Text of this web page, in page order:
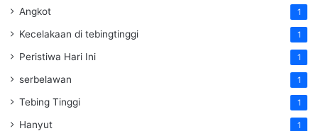
Angkot 1
Kecelakaan di tebingtinggi 1
Peristiwa Hari Ini 1
serbelawan 1
Tebing Tinggi 1
Hanyut 1